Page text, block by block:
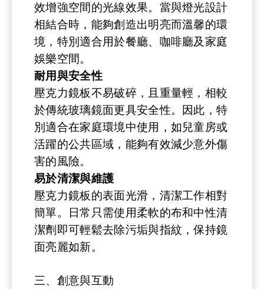
效增強空間的光線效果。當與燈光設計
相結合時，能夠創造出明亮而溫馨的環
境，特別適合用於餐廳、咖啡廳及家庭
娛樂空間。
耐用與安全性
壓克力鏡板不易破碎，且重量輕，相較
於傳統玻璃鏡面更具安全性。因此，特
別適合在家庭環境中使用，如兒童房或
活躍的公共區域，能夠有效減少意外傷
害的風險。
易於清潔與維護
壓克力鏡板的表面光滑，清潔工作相對
簡單。日常只需使用柔軟的布和中性清
潔劑即可輕鬆去除污垢與指紋，保持鏡
面亮麗如新。
三、創意與互動